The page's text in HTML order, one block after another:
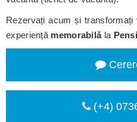
Rezervați acum și transformați
experiență memorabilăla
(+4)